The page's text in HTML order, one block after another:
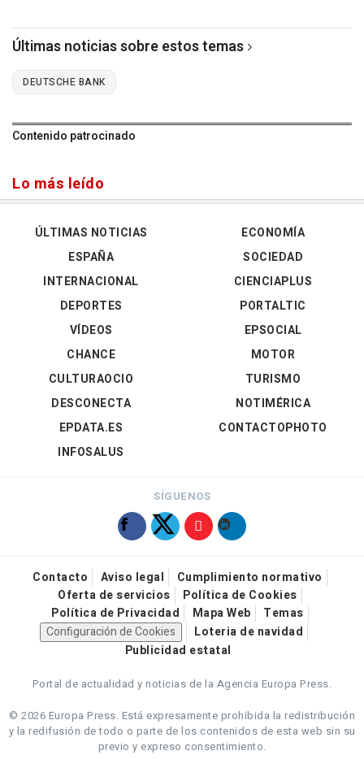
Últimas noticias sobre estos temas
DEUTSCHE BANK
Contenido patrocinado
Lo más leído
ÚLTIMAS NOTICIAS
ESPAÑA
INTERNACIONAL
DEPORTES
VÍDEOS
ECONOMÍA
SOCIEDAD
CIENCIAPLUS
PORTALTIC
EPSOCIAL
CHANCE
CULTURAOCIO
DESCONECTA
EPDATA.ES
INFOSALUS
MOTOR
TURISMO
NOTIMÉRICA
CONTACTOPHOTO
SÍGUENOS
Contacto Aviso legal
Cumplimiento normativo
Oferta de servicios
Política de Cookies
Política de Privacidad
Mapa Web
Temas
Configuración de Cookies
Loteria de navidad
Publicidad estatal
Portal de actualidad y noticias de la Agencia Europa Press.
© 2026 Europa Press. Está expresamente prohibida la redistribución
y la redifusión de todo o parte de los contenidos de esta web sin su
previo y expreso consentimiento.